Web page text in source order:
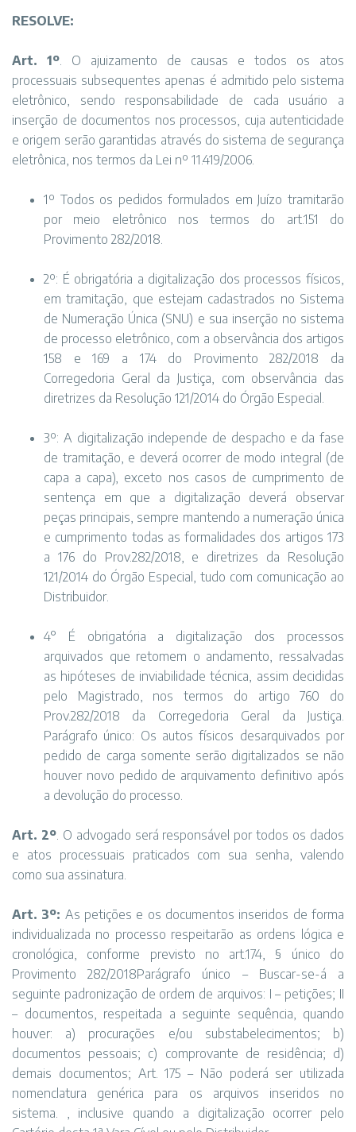
RESOLVE:
Art. 1º. O ajuizamento de causas e todos os atos
processuais subsequentes apenas é admitido pelo sistema
eletrônico, sendo responsabilidade de cada usuário a
inserção de documentos nos processos, cuja autenticidade
e origem serão garantidas através do sistema de segurança
eletrônica, nos termos da Lei nº 11.419/2006.
1º Todos os pedidos formulados em Juízo tramitarão
por meio eletrônico nos termos do art.151 do
Provimento 282/2018.
2º: É obrigatória a digitalização dos processos físicos,
em tramitação, que estejam cadastrados no Sistema
de Numeração Única (SNU) e sua inserção no sistema
de processo eletrônico, com a observância dos artigos
158 e 169 a 174 do Provimento 282/2018 da
Corregedoria Geral da Justiça, com observância das
diretrizes da Resolução 121/2014 do Órgão Especial.
3º: A digitalização independe de despacho e da fase
de tramitação, e deverá ocorrer de modo integral (de
capa a capa), exceto nos casos de cumprimento de
sentença em que a digitalização deverá observar
peças principais, sempre mantendo a numeração única
e cumprimento todas as formalidades dos artigos 173
a 176 do Prov.282/2018, e diretrizes da Resolução
121/2014 do Órgão Especial, tudo com comunicação ao
Distribuidor.
4° É obrigatória a digitalização dos processos
arquivados que retomem o andamento, ressalvadas
as hipóteses de inviabilidade técnica, assim decididas
pelo Magistrado, nos termos do artigo 760 do
Prov.282/2018 da Corregedoria Geral da Justiça.
Parágrafo único: Os autos físicos desarquivados por
pedido de carga somente serão digitalizados se não
houver novo pedido de arquivamento definitivo após
a devolução do processo.
Art. 2º. O advogado será responsável por todos os dados
e atos processuais praticados com sua senha, valendo
como sua assinatura.
Art. 3º: As petições e os documentos inseridos de forma
individualizada no processo respeitarão as ordens lógica e
cronológica, conforme previsto no art.174, § único do
Provimento 282/2018Parágrafo único – Buscar-se-á a
seguinte padronização de ordem de arquivos: I – petições; II
– documentos, respeitada a seguinte sequência, quando
houver: a) procurações e/ou substabelecimentos; b)
documentos pessoais; c) comprovante de residência; d)
demais documentos; Art. 175 – Não poderá ser utilizada
nomenclatura genérica para os arquivos inseridos no
sistema. , inclusive quando a digitalização ocorrer pelo